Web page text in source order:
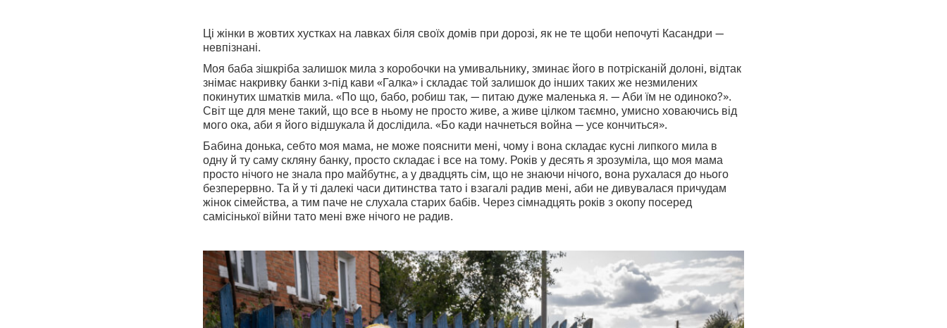
Ці жінки в жовтих хустках на лавках біля своїх домів при дорозі, як не те щоби непочуті Касандри —
невпізнані.
Моя баба зішкріба залишок мила з коробочки на умивальнику, зминає його в потрісканій долоні, відтак
знімає накривку банки з-під кави «Галка» і складає той залишок до інших таких же незмилених
покинутих шматків мила. «По що, бабо, робиш так, — питаю дуже маленька я. — Аби їм не одиноко?».
Світ ще для мене такий, що все в ньому не просто живе, а живе цілком таємно, умисно ховаючись від
мого ока, аби я його відшукала й дослідила. «Бо кади начнеться война — усе кончиться».
Бабина донька, себто моя мама, не може пояснити мені, чому і вона складає кусні липкого мила в
одну й ту саму скляну банку, просто складає і все на тому. Років у десять я зрозуміла, що моя мама
просто нічого не знала про майбутнє, а у двадцять сім, що не знаючи нічого, вона рухалася до нього
безперервно. Та й у ті далекі часи дитинства тато і взагалі радив мені, аби не дивувалася причудам
жінок сімейства, а тим паче не слухала старих бабів. Через сімнадцять років з окопу посеред
самісінької війни тато мені вже нічого не радив.